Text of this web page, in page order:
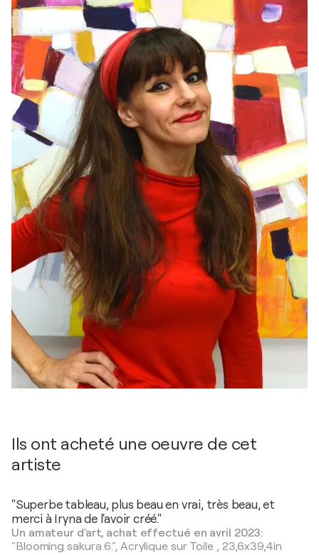
Ils ont acheté une oeuvre de cet
artiste
"Superbe tableau, plus beau en vrai, très beau, et
merci à Iryna de l'avoir créé."
Un amateur d'art, achat effectué en avril 2023:
"Blooming sakura 6.", Acrylique sur Toile, 23,6x39,4in